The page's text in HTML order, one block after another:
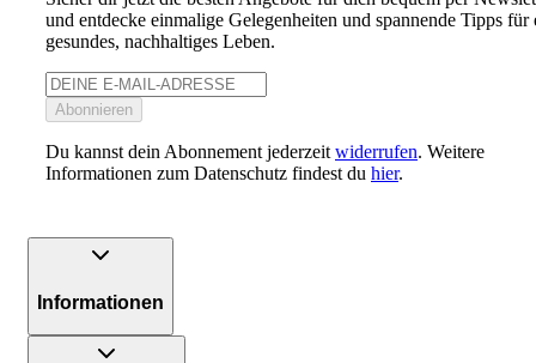
und entdecke einmalige Gelegenheiten und spannende Tipps für
gesundes, nachhaltiges Leben.
Abonnieren
Du kannst dein Abonnement jederzeit widerrufen. Weitere
Informationen zum Datenschutz findest du hier.
Informationen